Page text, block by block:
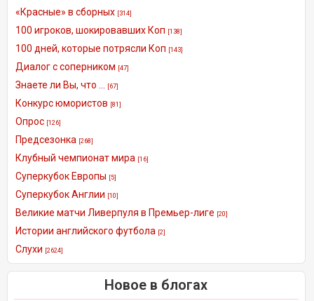
«Красные» в сборных [314]
100 игроков, шокировавших Коп [138]
100 дней, которые потрясли Коп [143]
Диалог с соперником [47]
Знаете ли Вы, что ... [67]
Конкурс юмористов [81]
Опрос [126]
Предсезонка [268]
Клубный чемпионат мира [16]
Суперкубок Европы [5]
Суперкубок Англии [10]
Великие матчи Ливерпуля в Премьер-лиге [20]
Истории английского футбола [2]
Слухи [2624]
Новое в блогах